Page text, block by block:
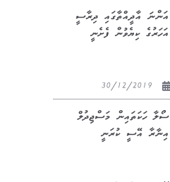
އަންނަ އާދީއްތާގައި ދިރާސީ
އަހަރުގެ ކިޔެވުން ފެށެނީ
ސޯލާ ހަކަތައިން މަސްޖިދުލް
އިނާރާ އޭސީ ކުރަނީ